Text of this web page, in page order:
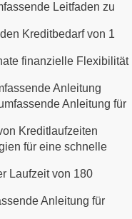
Leitfaden zu
Kreditbedarf von 1
finanzielle Flexibilität
Anleitung
Anleitung für
Kreditlaufzeiten
für eine schnelle
Laufzeit von 180
Anleitung für